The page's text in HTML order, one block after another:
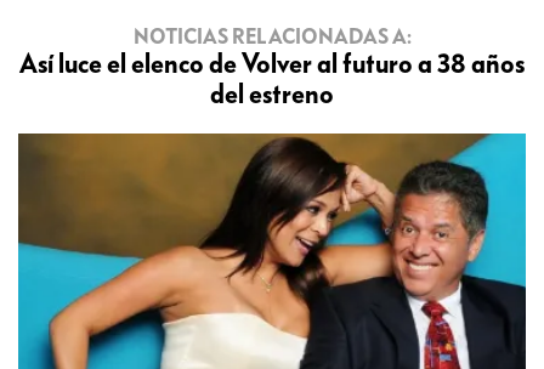
NOTICIAS RELACIONADAS A:
Así luce el elenco de Volver al futuro a 38 años
del estreno